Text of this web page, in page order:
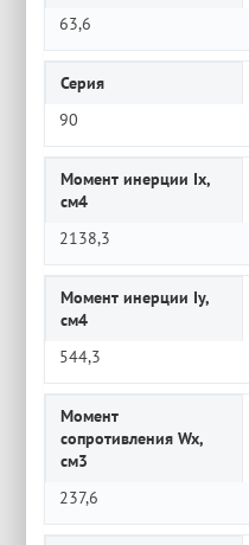
63,6
Серия
90
Момент инерции Ix,
см4
2138,3
Момент инерции Iy,
см4
544,3
Момент
сопротивления Wx,
см3
237,6